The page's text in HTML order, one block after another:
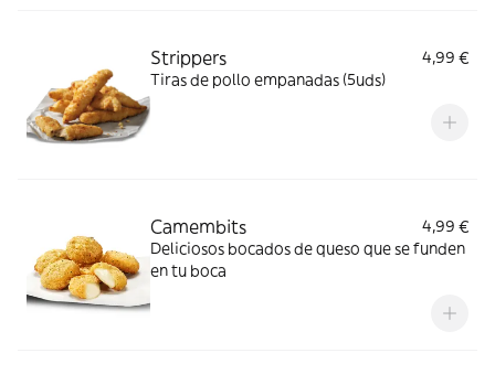
Strippers
4,99 €
Tiras de pollo empanadas (5uds)
Camembits
4,99 €
Deliciosos bocados de queso que se funden
en tu boca